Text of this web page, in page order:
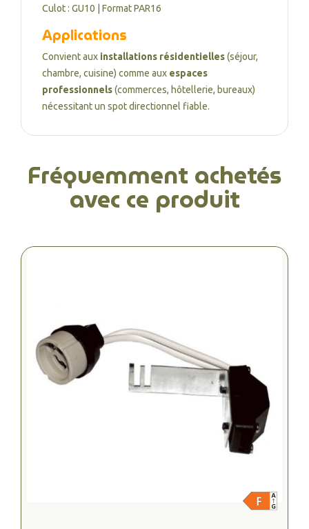
Culot : GU10 | Format PAR16
Applications
Convient aux installations résidentielles(séjour,
chambre, cuisine) comme aux espaces
professionnels(commerces, hôtellerie, bureaux)
nécessitant un spot directionnel fiable.
Fréquemment achetés
avec ce produit